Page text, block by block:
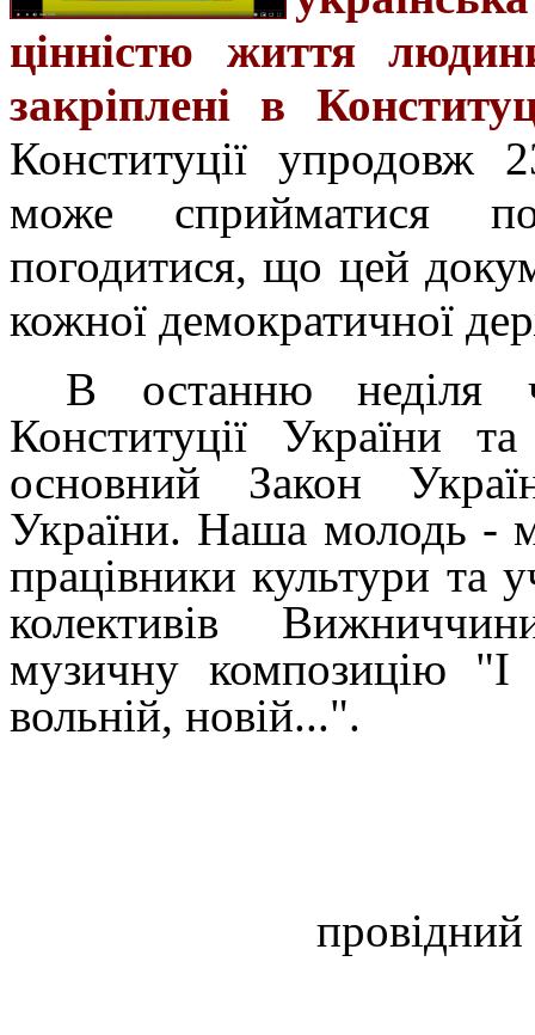
цінністю життя
закріплені в
Конституції упродовж
може сприйматися
погодитися, що цей
кожної демократичної
В останню неділя
Конституції України
основний Закон
України. Наша молодь -
працівники культури та
колективів
музичну композицію "І
вольній, новій...".